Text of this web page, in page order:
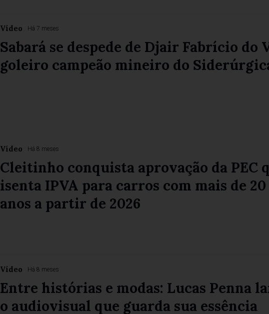
Vídeo Há 7 meses
Sabará se despede de Djair Fabrício do
goleiro campeão mineiro do
Vídeo Há 8 meses
Cleitinho conquista aprovação da PEC
isenta IPVA para carros com mais de 20
anos a partir de 2026
Vídeo Há 8 meses
Entre histórias e modas: Lucas Penna
o audiovisual que guarda sua essência